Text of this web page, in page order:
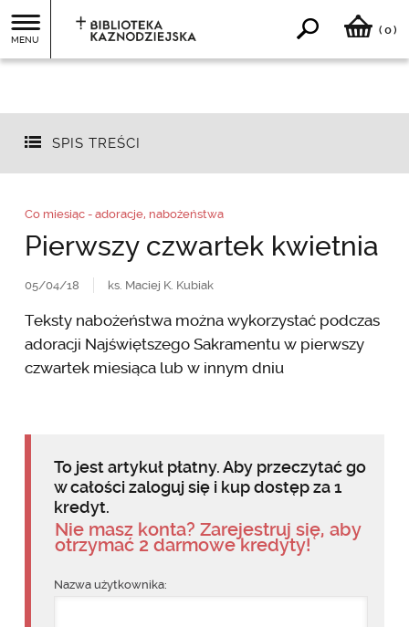
MENU
( 0)
SPIS TREŚCI
Co miesiąc - adoracje, nabożeństwa
Pierwszy czwartek kwietnia
05/04/18 ks. Maciej K. Kubiak
Teksty nabożeństwa można wykorzystać podczas
adoracji Najświętszego Sakramentu w pierwszy
czwartek miesiąca lub w innym dniu
To jest artykuł płatny. Aby przeczytać go
w całości zaloguj się i kup dostęp za 1
kredyt.
Nie masz konta? Zarejestruj się, aby
otrzymać 2 darmowe kredyty!
Nazwa użytkownika: